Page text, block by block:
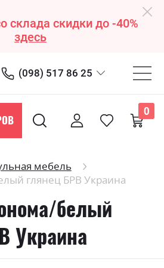
склада скидки до -40%
здесь
(098) 517 86 25
0
мебель
глянец БРВ Украина
белый
Украина